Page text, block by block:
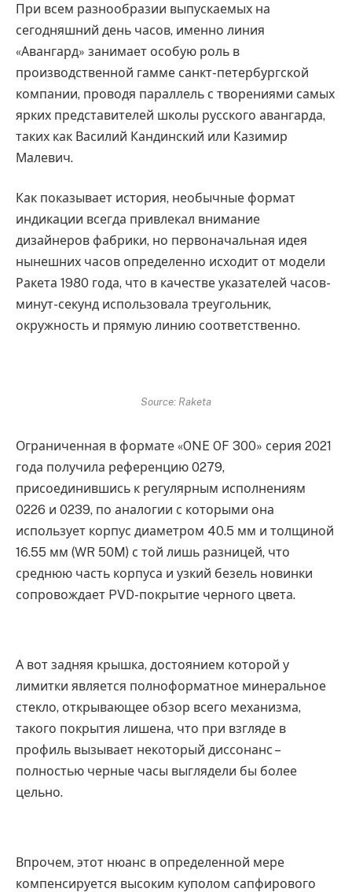
При всем разнообразии выпускаемых на
сегодняшний день часов, именно линия
«Авангард» занимает особую роль в
производственной гамме санкт-петербургской
компании, проводя параллель с творениями самых
ярких представителей школы русского авангарда,
таких как Василий Кандинский или Казимир
Малевич.
Как показывает история, необычные формат
индикации всегда привлекал внимание
дизайнеров фабрики, но первоначальная идея
нынешних часов определенно исходит от модели
Ракета 1980 года, что в качестве указателей часов-
минут-секунд использовала треугольник,
окружность и прямую линию соответственно.
Source: Raketa
Ограниченная в формате «ONE OF 300» серия 2021
года получила референцию 0279,
присоединившись к регулярным исполнениям
0226 и 0239, по аналогии с которыми она
использует корпус диаметром 40.5 мм и толщиной
16.55 мм (WR 50M) с той лишь разницей, что
среднюю часть корпуса и узкий безель новинки
сопровождает PVD-покрытие черного цвета.
А вот задняя крышка, достоянием которой у
лимитки является полноформатное минеральное
стекло, открывающее обзор всего механизма,
такого покрытия лишена, что при взгляде в
профиль вызывает некоторый диссонанс –
полностью черные часы выглядели бы более
цельно.
Впрочем, этот нюанс в определенной мере
компенсируется высоким куполом сапфирового